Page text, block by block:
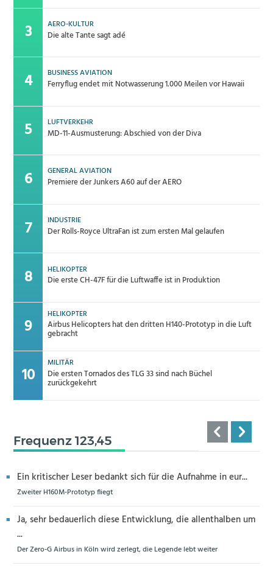
AERO-KULTUR
Die alte Tante sagt adé
BUSINESS AVIATION
Ferryflug endet mit Notwasserung 1.000 Meilen vor Hawaii
LUFTVERKEHR
MD-11-Ausmusterung: Abschied von der Diva
GENERAL AVIATION
Premiere der Junkers A60 auf der AERO
INDUSTRIE
Der Rolls-Royce UltraFan ist zum ersten Mal gelaufen
HELIKOPTER
Die erste CH-47F für die Luftwaffe ist in Produktion
HELIKOPTER
Airbus Helicopters hat den dritten H140-Prototyp in die Luft
gebracht
MILITÄR
Die ersten Tornados des TLG 33 sind nach Büchel
zurückgekehrt
Frequenz 123,45
Ein kritischer Leser bedankt sich für die Aufnahme in eur...
Zweiter H160M-Prototyp fliegt
Ja, sehr bedauerlich diese Entwicklung, die allenthalben um
...
Der Zero-G Airbus in Köln wird zerlegt, die Legende lebt weiter